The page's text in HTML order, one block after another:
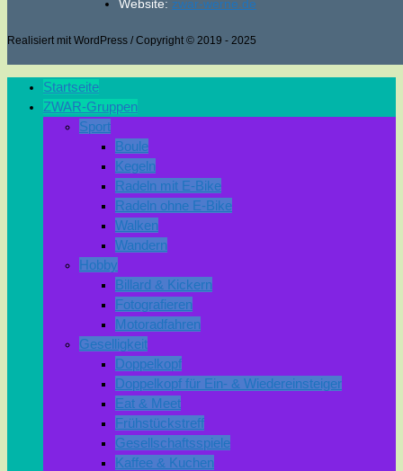
Website: zwar-werne.de
Realisiert mit WordPress / Copyright © 2019 - 2025
Startseite
ZWAR-Gruppen
Sport
Boule
Kegeln
Radeln mit E-Bike
Radeln ohne E-Bike
Walken
Wandern
Hobby
Billard & Kickern
Fotografieren
Motoradfahren
Geselligkeit
Doppelkopf
Doppelkopf für Ein- & Wiedereinsteiger
Eat & Meet
Frühstückstreff
Gesellschaftsspiele
Kaffee & Kuchen